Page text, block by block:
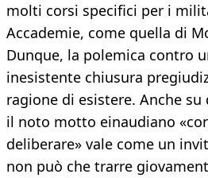
molti corsi specifici per i
Accademie, come quella di
Dunque, la polemica contro
inesistente chiusura
ragione di esistere. Anche
il noto motto einaudiano
deliberare» vale come un
non può che trarre